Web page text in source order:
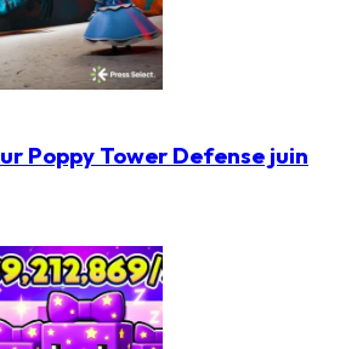
Poppy Tower Defense juin